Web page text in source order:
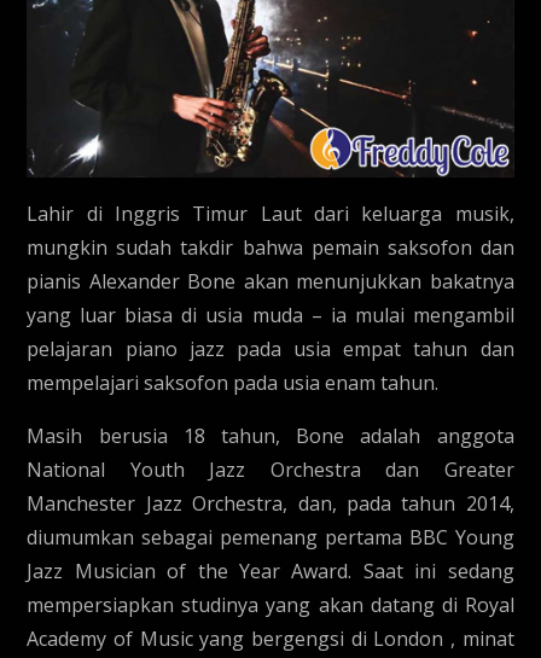
Lahir di Inggris Timur Laut dari keluarga musik,
mungkin sudah takdir bahwa pemain saksofon dan
pianis Alexander Bone akan menunjukkan bakatnya
yang luar biasa di usia muda – ia mulai mengambil
pelajaran piano jazz pada usia empat tahun dan
mempelajari saksofon pada usia enam tahun.
Masih berusia 18 tahun, Bone adalah anggota
National Youth Jazz Orchestra dan Greater
Manchester Jazz Orchestra, dan, pada tahun 2014,
diumumkan sebagai pemenang pertama BBC Young
Jazz Musician of the Year Award. Saat ini sedang
mempersiapkan studinya yang akan datang di Royal
Academy of Music yang bergengsi di London , minat